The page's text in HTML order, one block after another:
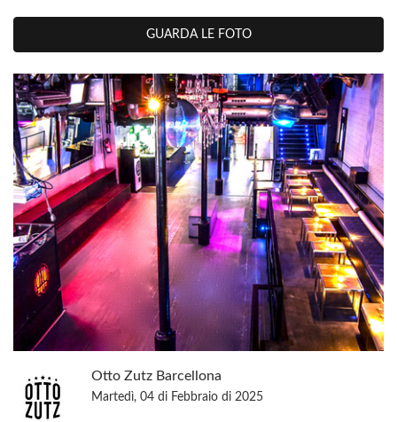
GUARDA LE FOTO
Otto Zutz Barcellona
Martedì, 04 di Febbraio di 2025